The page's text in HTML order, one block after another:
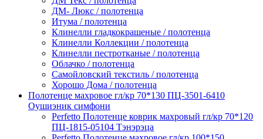
ДМ- Люкс / полотенца
Итума / полотенца
Клинелли гладкокрашеные / полотенца
Клинелли Коллекции / полотенца
Клинелли пестротканые / полотенца
Облачко / полотенца
Самойловский текстиль / полотенца
Хорошо Дома / полотенца
Полотенце махровое гл/кр 70*130 ПЦ-3501-6410
Оушиэник симфони
Perfetto Полотенце коврик махровый гл/кр 70*120
ПЦ-1815-05104 Тэнэрэца